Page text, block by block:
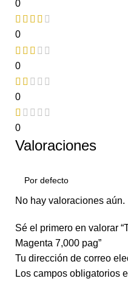
0
0
0
0
0
Valoraciones
No hay valoraciones aún.
Sé el primero en valorar
Magenta 7,000 pag”
Tu dirección de correo
Los campos obligatorios